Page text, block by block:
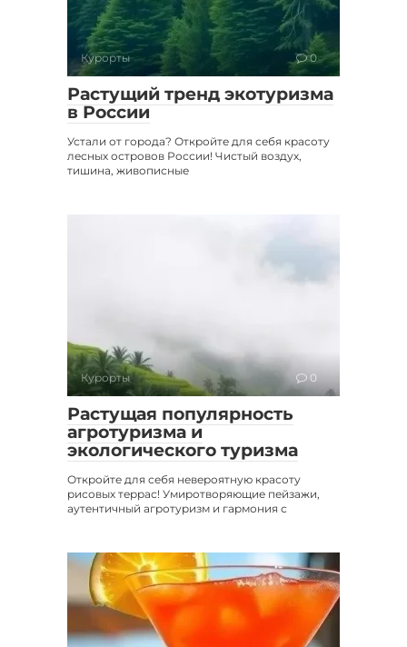
Курорты 0
Растущий тренд экотуризма
в России
Устали от города? Откройте для себя красоту
лесных островов России! Чистый воздух,
тишина, живописные
Курорты 0
Растущая популярность
агротуризма и
экологического туризма
Откройте для себя невероятную красоту
рисовых террас! Умиротворяющие пейзажи,
аутентичный агротуризм и гармония с